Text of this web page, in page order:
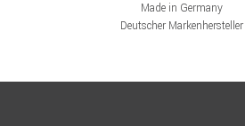
Made in Germany
Deutscher Markenhersteller